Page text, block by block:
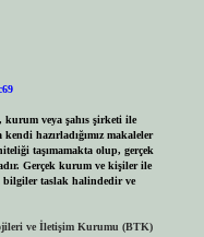
veya şahıs şirketi ile
hazırladığımız makaleler
taşımamakta olup, gerçek
Gerçek kurum ve kişiler ile
bilgiler taslak halindedir ve
ve İletişim Kurumu (BTK)